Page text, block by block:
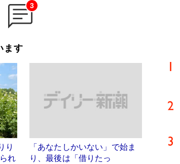
3
ます
り
れ
「あなたしかいない」で始ま
り、最後は「借りたっ